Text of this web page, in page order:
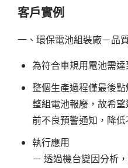
客戶實例
一、環保電池組裝廠－品
為符合車規用電池需
整個生產過程僅最後
整組電池報廢，故希
前不良預警通知，降
執行應用
－ 透過機台變因分析